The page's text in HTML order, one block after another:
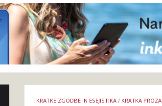
KRATKE ZGODBE IN ESEJISTIKA / KRATKA PROZA